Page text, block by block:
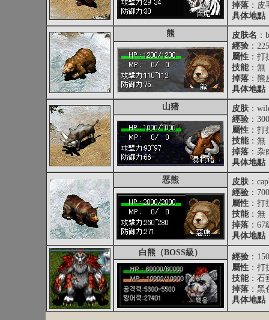
掉落 ： 皮
具体地點
熊
皮肤名 ：
經验 ：225
屬性 ：
技能：無
掉落 ： 熊
具体地點
山猪
皮肤 ：
經验 ：300
屬性 ：
技能：無
掉落 ： 杂
具体地點
恶熊
皮肤 ：
經验 ：700
屬性 ：
技能：無
掉落 ： 67
具体地點
白熊（BOSS級）
經验 ：
屬性 ：
技能：石
掉落 ： 黑
具体地點